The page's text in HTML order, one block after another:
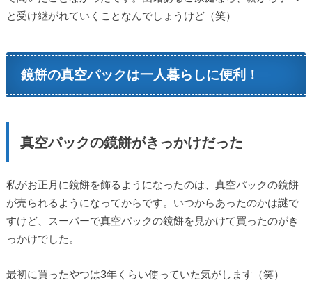
と受け継がれていくことなんでしょうけど（笑）
鏡餅の真空パックは一人暮らしに便利！
真空パックの鏡餅がきっかけだった
私がお正月に鏡餅を飾るようになったのは、真空パックの鏡餅
が売られるようになってからです。いつからあったのかは謎で
すけど、スーパーで真空パックの鏡餅を見かけて買ったのがき
っかけでした。
最初に買ったやつは3年くらい使っていた気がします（笑）